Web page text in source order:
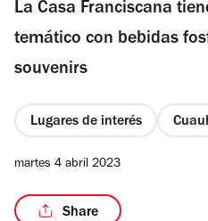
La Casa Franciscana
temático con bebidas
souvenirs
Lugares de interés
martes 4 abril 2023
Share